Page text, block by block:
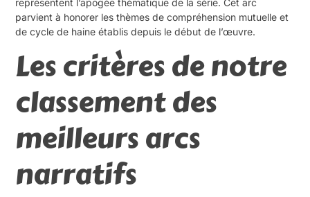
parvient à honorer les thèmes de compréhension mutuelle et
de cycle de haine établis depuis le début de l’œuvre.
Les critères de notre
classement des
meilleurs arcs
narratifs